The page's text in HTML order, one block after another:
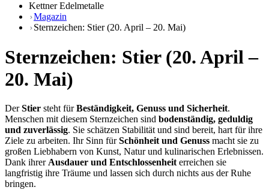
Kettner Edelmetalle
Magazin
Sternzeichen: Stier (20. April – 20. Mai)
Sternzeichen: Stier (20. April –
20. Mai)
DerStier steht fürBeständigkeit, Genuss und Sicherheit.
Menschen mit diesem Sternzeichen sind bodenständig, geduldig
und zuverlässig. Sie schätzen Stabilität und sind bereit, hart für ihre
Ziele zu arbeiten. Ihr Sinn fürSchönheit und Genuss macht sie zu
großen Liebhabern von Kunst, Natur und kulinarischen Erlebnissen.
Dank ihrer Ausdauer und Entschlossenheit erreichen sie
langfristig ihre Träume und lassen sich durch nichts aus der Ruhe
bringen.